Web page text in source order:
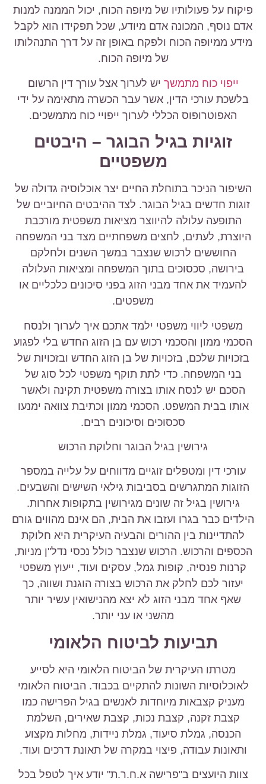
פיקוח על פעולותיו של מיופה הכוח, יכול הממנה למנות
אדם נוסף, המכונה אדם מיודע, שכל תפקידו הוא לקבל
מידע ממיופה הכוח ולפקח באופן זה על דרך התנהלותו
של מיופה הכוח.
ייפוי כוח מתמשך יש לערוך אצל עורך דין הרשום
בלשכת עורכי הדין, אשר עבר הכשרה מתאימה על ידי
האפוטרופוס הכללי לערוך ייפויי כוח מתמשכים.
זוגיות בגיל הבוגר – היבטים
משפטיים
השיפור הניכר בתוחלת החיים יצר אוכלוסיה גדולה של
זוגות חדשים בגיל הבוגר. לצד ההיבטים החיוביים של
התופעה עלולה להיווצר מציאות משפטית מורכבת
היוצרת, לעתים, לחצים משפחתיים מצד בני המשפחה
החוששים לרכוש שנצבר במשך השנים ולחלקם
בירושה, סכסוכים בתוך המשפחה ומציאות העלולה
להעמיד את אחד מבני הזוג בפני סיכונים כלכליים או
משפטים.
משפטי ליווי משפטי ילמד אתכם איך לערוך ולנסח
הסכמי ממון והסכמי רכוש עם בן הזוג החדש בלי לפגוע
בזכויות שלכם, בזכויות של בן הזוג החדש ובזכויות של
בני המשפחה. כדי לתת תוקף משפטי לכל סוג של
הסכם יש לנסח אותו בצורה משפטית תקינה ולאשר
אותו בבית המשפט. הסכמי ממון וכתיבת צוואה ימנעו
סכסוכים וסיכונים רבים.
גירושין בגיל הבוגר וחלוקת הרכוש
עורכי דין ומטפלים זוגיים מדווחים על עלייה במספר
הזוגות המתגרשים בסביבות גילאי השישים והשבעים.
גירושין בגיל זה שונים מגירושין בתקופות אחרות.
הילדים כבר בגרו ועזבו את הבית, הם אינם מהווים גורם
להתדיינות בין ההורים והבעיה העיקרית היא חלוקת
הכספים והרכוש. הרכוש שנצבר כולל נכסי נדל"ן מניות,
קרנות פנסיה, קופות גמל, עסקים ועוד, ייעוץ משפטי
יעזור לכם לחלק את הרכוש בצורה הוגנת ושווה, כך
שאף אחד מבני הזוג לא יצא מהנישואין עשיר יותר
מהשני או עני יותר.
תביעות לביטוח הלאומי
מטרתו העיקרית של הביטוח הלאומי היא לסייע
לאוכלוסיות השונות להתקיים בכבוד. הביטוח הלאומי
מעניק קצבאות מיוחדות לאנשים בגיל הפרישה כמו
קצבת זקנה, קצבת נכות, קצבת שאירים, השלמת
הכנסה, גמלת סיעוד, גמלת ניידות, מחלות מקצוע
ותאונות עבודה, פיצוי במקרה של תאונת דרכים ועוד.
צוות היועצים ב"פרישה א.ח.ר.ת" יודע איך לטפל בכל